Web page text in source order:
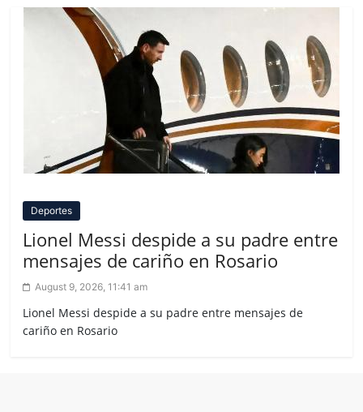
Deportes
Lionel Messi despide a su padre entre
mensajes de cariño en Rosario
August 9, 2026, 11:41 am
Lionel Messi despide a su padre entre mensajes de
cariño en Rosario